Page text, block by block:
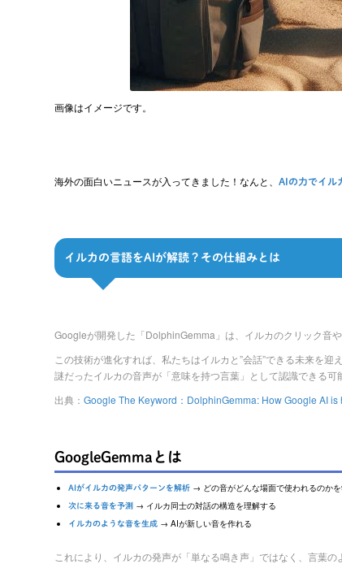
画像はイメージです。
海外の面白いニュースが入ってきました！なんと、 AIの力でイル
イルカの言語をAIが解読？その仕組みとは
Googleが開発した「DolphinGemma」は、イルカのクリック音
この技術が進化すれば、私たちはイルカと”会話”できる未来を
謎だったイルカの音声が「意味を持つ言葉」として認識できる可
出典： Google The Keyword：DolphinGemma: How Google AI
GoogleGemmaとは
AIがイルカの発声パターンを解析 → どの音がどんな場面で使われるのか
次に来る音を予測 → イルカ同士の対話の構造を理解する
イルカのような音を生成 → AIが新しい音を作れる
これにより、イルカの発声が「単なる鳴き声」ではなく、言葉の